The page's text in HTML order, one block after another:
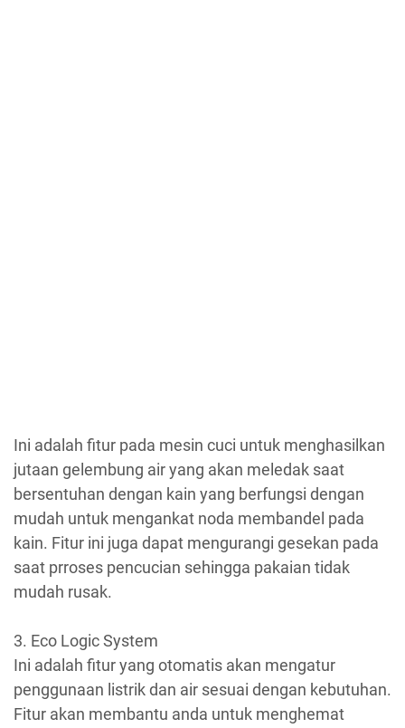
Ini adalah fitur pada mesin cuci untuk menghasilkan
jutaan gelembung air yang akan meledak saat
bersentuhan dengan kain yang berfungsi dengan
mudah untuk mengankat noda membandel pada
kain. Fitur ini juga dapat mengurangi gesekan pada
saat prroses pencucian sehingga pakaian tidak
mudah rusak.
3. Eco Logic System
Ini adalah fitur yang otomatis akan mengatur
penggunaan listrik dan air sesuai dengan kebutuhan.
Fitur akan membantu anda untuk menghemat